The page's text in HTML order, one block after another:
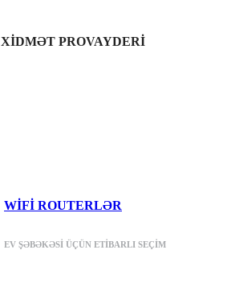
XIDMƏT PROVAYDERI
WIFI ROUTERLƏR
EV ŞƏBƏKƏSI ÜÇÜN ETIBARLI SEÇIM